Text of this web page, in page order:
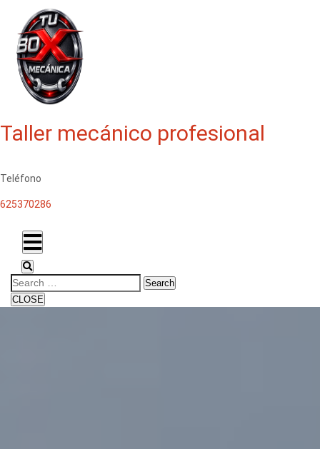
Taller mecánico profesional
Teléfono
625370286
Search
CLOSE